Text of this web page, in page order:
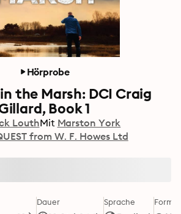
Hörprobe
the Marsh: DCI Craig
Book 1
LouthMit Marston York
from W. F. Howes Ltd
Dauer Sprache Format